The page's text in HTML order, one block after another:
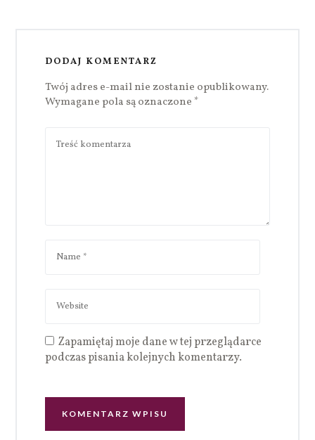
DODAJ KOMENTARZ
Twój adres e-mail nie zostanie opublikowany.
Wymagane pola są oznaczone *
Zapamiętaj moje dane w tej przeglądarce
podczas pisania kolejnych komentarzy.